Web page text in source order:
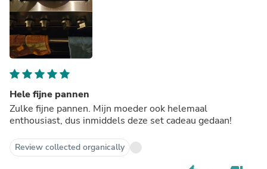
Hele fijne pannen
Zulke fijne pannen. Mijn moeder ook helemaal
enthousiast, dus inmiddels deze set cadeau gedaan!
Review collected organically